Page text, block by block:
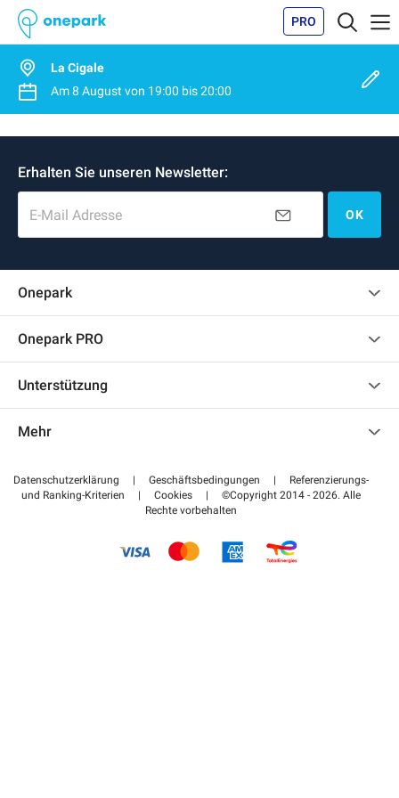
PRO
La Cigale
Am8 August von 19:00 bis20:00
Erhalten Sie unseren Newsletter:
E-Mail Adresse OK
Onepark
Impressum
Onepark PRO
Werden Sie unser Partner
Auf meinen Partnerbereich zugreifen
Unterstützung
Bezahlen Sie Ihren Parkplatz FLOW
Mehr
Datenschutzerklärung | Geschäftsbedingungen |
Referenzierungs-
und Ranking-Kriterien
| Cookies |
©Copyright 2014 - 2026. Alle
Rechte vorbehalten